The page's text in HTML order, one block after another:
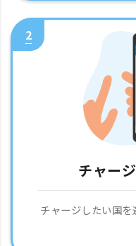
2
チャー
チャージしたい国